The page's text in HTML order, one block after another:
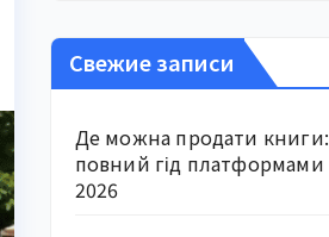
Свежие записи
Де можна продати книги:
повний гід платформами
2026